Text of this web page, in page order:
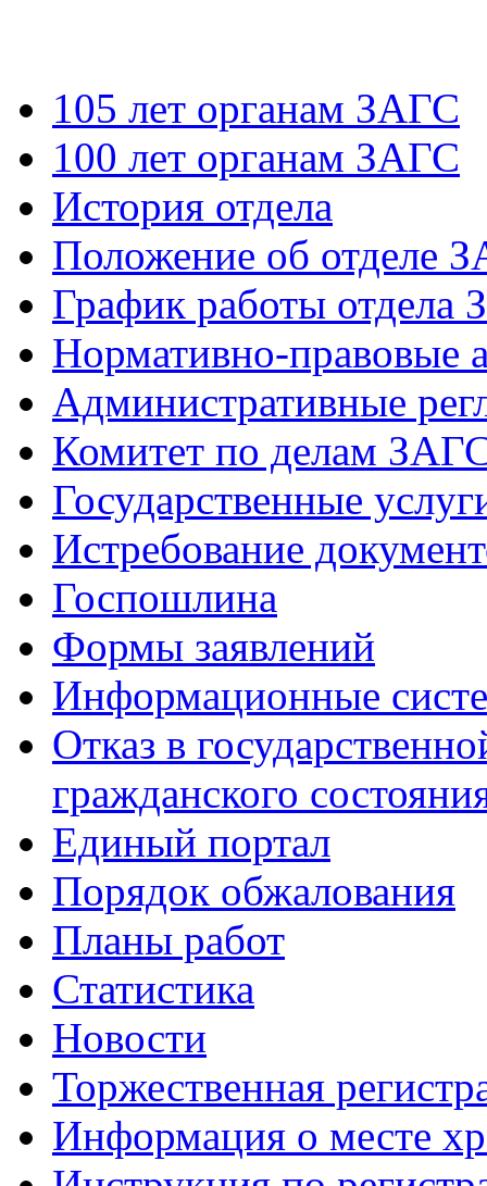
105 лет органам ЗАГС
100 лет органам ЗАГС
История отдела
Положение об отделе
График работы отдела
Нормативно-правовые
Административные
Комитет по делам
Государственные
Истребование
Госпошлина
Формы заявлений
Информационные
Отказ в
гражданского
Единый портал
Порядок обжалования
Планы работ
Статистика
Новости
Торжественная
Информация о месте